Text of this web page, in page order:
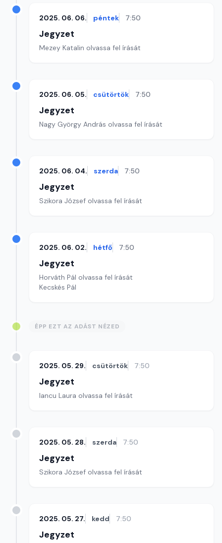
2025. 06. 06. péntek 7:50
Jegyzet
Mezey Katalin olvassa fel írását
2025. 06. 05. csütörtök 7:50
Jegyzet
Nagy György András olvassa fel írását
2025. 06. 04. szerda 7:50
Jegyzet
Szikora József olvassa fel írását
2025. 06. 02. hétfő 7:50
Jegyzet
Horváth Pál olvassa fel írását
Kecskés Pál
ÉPP EZT AZ ADÁST NÉZED
2025. 05. 29. csütörtök 7:50
Jegyzet
Iancu Laura olvassa fel írását
2025. 05. 28. szerda 7:50
Jegyzet
Szikora József olvassa fel írását
2025. 05. 27. kedd 7:50
Jegyzet